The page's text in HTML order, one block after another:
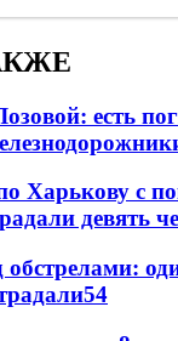
есть
Харькову с
девять
54